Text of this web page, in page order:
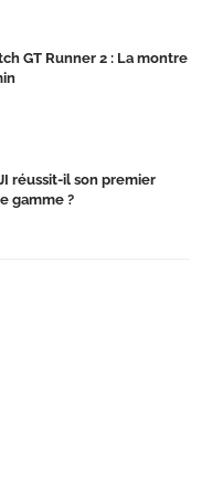
GT Runner 2 : La montre
réussit-il son premier
gamme ?